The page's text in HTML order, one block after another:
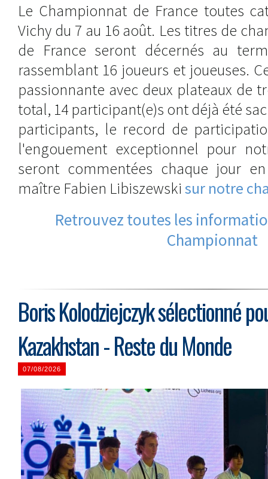
Le Championnat de France toutes
Vichy du 7 au 16 août. Les titres de
de France seront décernés au
rassemblant 16 joueurs et joueuses.
passionnante avec deux plateaux de
total, 14 participant(e)s ont déjà été
participants, le record de
l'engouement exceptionnel pour
seront commentées chaque jour
maître Fabien Libiszewski sur notre
Retrouvez toutes les
Championnat
Boris Kolodziejczyk sélectionné
Kazakhstan - Reste du Monde
07/08/2026